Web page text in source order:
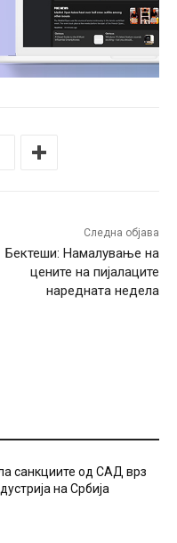
Следна објава
Бектеши: Намалување на
цените на пијалаците
наредната недела
санкциите од САД врз
на Србија